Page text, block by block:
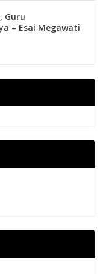
Guru
– Esai Megawati